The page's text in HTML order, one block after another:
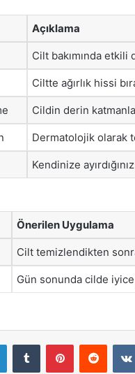
Açıklama
Cilt bakımında etkili
Ciltte ağırlık hissi
Cildin derin
Dermatolojik olarak
Kendinize
Önerilen Uygulama
Cilt temizlendikten
Gün sonunda cilde
LinkedInTumblr PinterestReddit